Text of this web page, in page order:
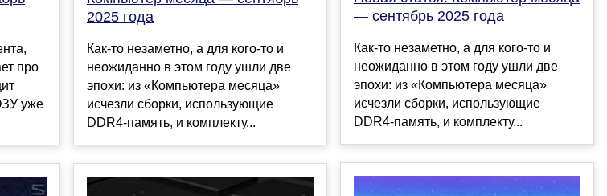
про
уже
2025 года
Как-то незаметно, а для кого-то и
неожиданно в этом году ушли две
эпохи: из «Компьютера месяца»
исчезли сборки, использующие
DDR4-память, и комплекту...
— сентябрь 2025 года
Как-то незаметно, а для кого-то и
неожиданно в этом году ушли две
эпохи: из «Компьютера месяца»
исчезли сборки, использующие
DDR4-память, и комплекту...